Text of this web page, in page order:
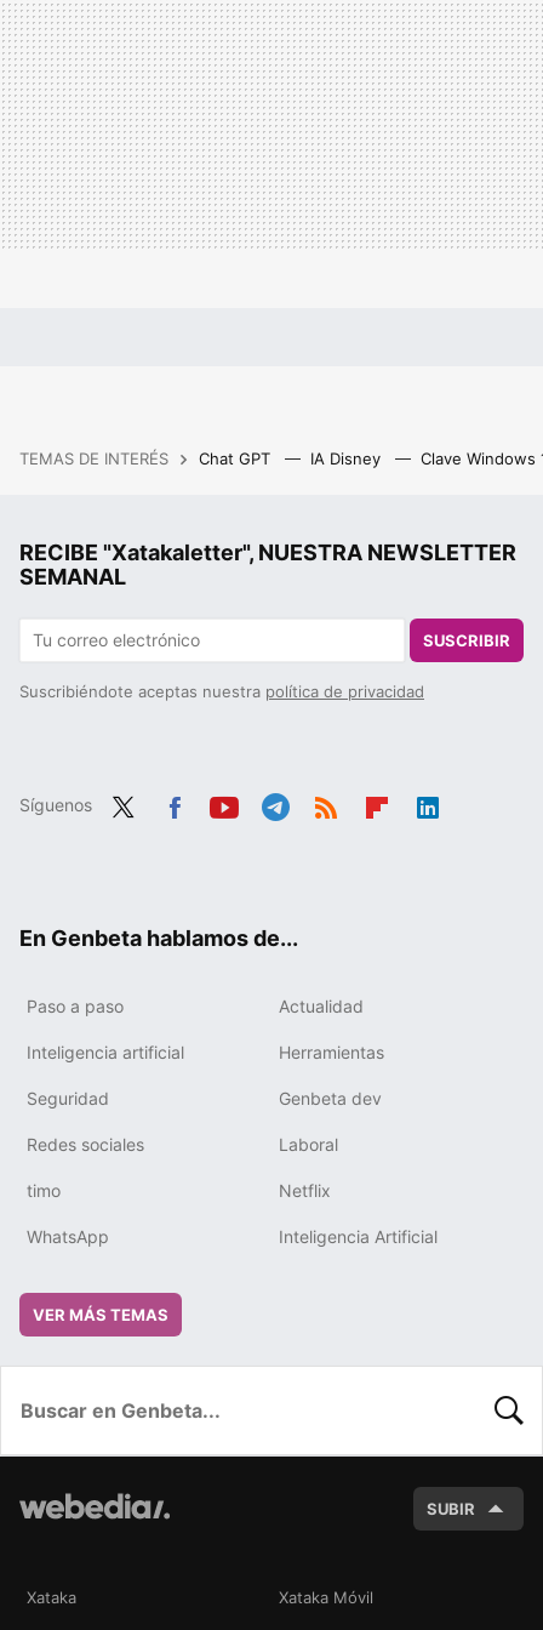
TEMAS DE INTERÉS Chat GPT IA Disney Clave Windows
RECIBE "Xatakaletter", NUESTRA NEWSLETTER
SEMANAL
SUSCRIBIR
Suscribiéndote aceptas nuestra política de privacidad
Síguenos
En Genbeta hablamos de...
Paso a paso Actualidad
Inteligencia artificial Herramientas
Seguridad Genbeta dev
Redes sociales Laboral
timo Netflix
WhatsApp Inteligencia Artificial
VER MÁS TEMAS
SUBIR
Xataka Xataka Móvil